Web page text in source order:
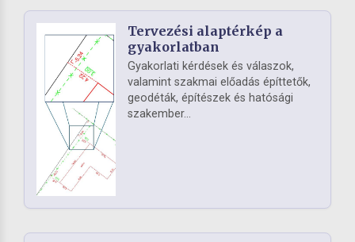
Tervezési alaptérkép a
gyakorlatban
Gyakorlati kérdések és válaszok,
valamint szakmai előadás építtetők,
geodéták, építészek és hatósági
szakember...